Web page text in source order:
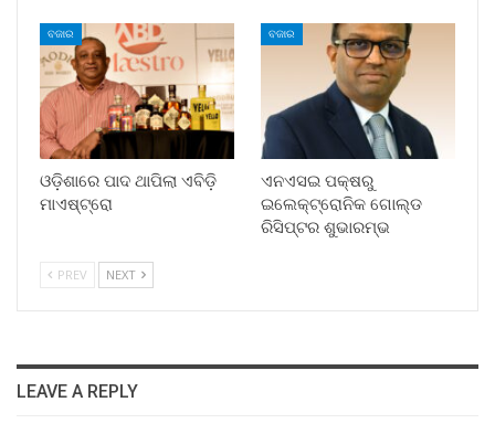
ବଜାର
ଓଡ଼ିଶାରେ ପାଦ ଥାପିଲା ଏବିଡ଼ି
ମାଏଷ୍ଟ୍ରୋ
ବଜାର
ଏନଏସଇ ପକ୍ଷରୁ
ଇଲେକ୍‌ଟ୍ରୋନିକ ଗୋଲ୍ଡ
ରିସିପ୍ଟର ଶୁଭାରମ୍ଭ
PREV NEXT
LEAVE A REPLY